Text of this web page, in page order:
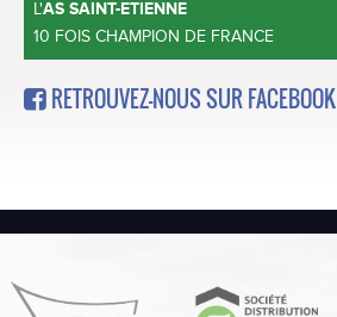
L'AS SAINT-ETIENNE
10 FOIS CHAMPION DE FRANCE
RETROUVEZ-NOUS SUR FACEBOOK